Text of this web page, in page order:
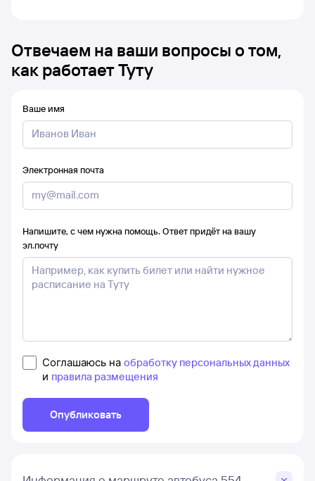
Отвечаем на ваши вопросы о том,
как работает Туту
Ваше имя
Электронная почта
Напишите, с чем нужна помощь. Ответ придёт на вашу
эл.почту
Соглашаюсь на обработку персональных данных
и правила размещения
Опубликовать